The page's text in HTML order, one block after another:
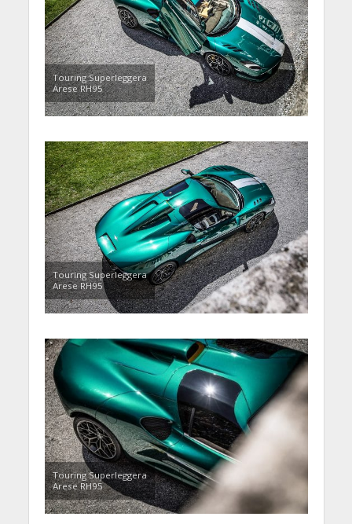
Touring Superleggera
Arese RH95
Touring Superleggera
Arese RH95
Touring Superleggera
Arese RH95